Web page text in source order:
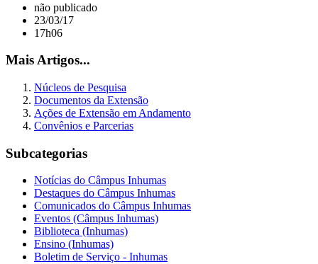
não publicado
23/03/17
17h06
Mais Artigos...
Núcleos de Pesquisa
Documentos da Extensão
Ações de Extensão em Andamento
Convênios e Parcerias
Subcategorias
Notícias do Câmpus Inhumas
Destaques do Câmpus Inhumas
Comunicados do Câmpus Inhumas
Eventos (Câmpus Inhumas)
Biblioteca (Inhumas)
Ensino (Inhumas)
Boletim de Serviço - Inhumas